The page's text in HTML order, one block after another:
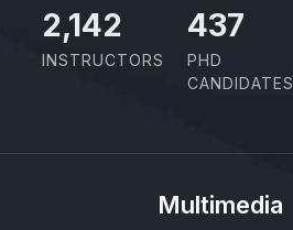
2,142
INSTRUCTORS
437
PHD
CANDIDATES
Multimedia